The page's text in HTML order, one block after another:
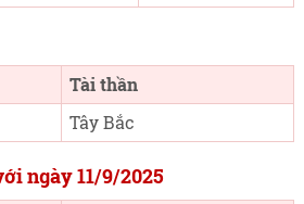
Tài thần
Tây Bắc
ngày 11/9/2025